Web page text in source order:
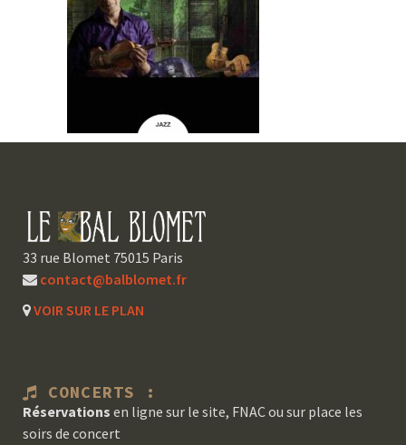
33 rue Blomet 75015 Paris
contact@balblomet.fr
VOIR SUR LE PLAN
CONCERTS :
Réservations en ligne sur le site, FNAC ou sur place les
soirs de concert